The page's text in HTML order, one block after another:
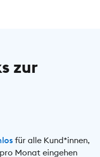
zur
für alle Kund*innen,
Monat eingehen